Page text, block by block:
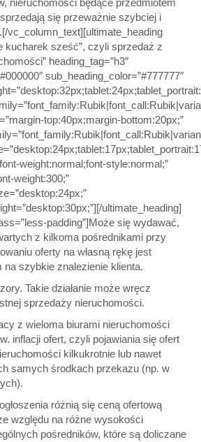
nieruchomości będące przedmiotem
sprzedają się przeważnie szybciej i
vc_column_text][ultimate_heading
kucharek sześć”, czyli sprzedaż z
heading_tag=”h3″
sub_heading_color=”#777777″
top:40px;margin-bottom:20px;”
weight:normal;font-style:normal;”
weight:300;”
ultimate_heading]
padding”]Może się wydawać,
z kilkoma pośrednikami przy
oferty na własną rękę jest
szybkie znalezienie klienta.
Takie działanie może wręcz
sprzedaży nieruchomości.
z wieloma biurami nieruchomości
inflacji ofert, czyli pojawiania się ofert
kilkukrotnie lub nawet
samych środkach przekazu (np. w
różnią się ceną ofertową
względu na różne wysokości
pośredników, które są doliczane